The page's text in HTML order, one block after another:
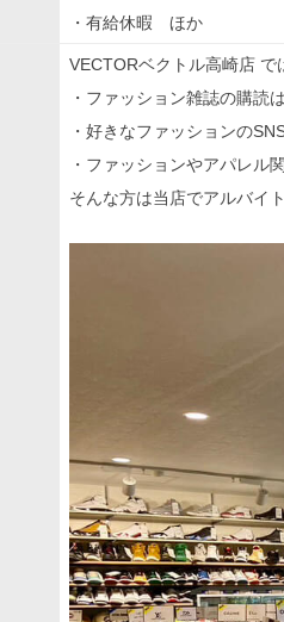
・有給休暇 ほか
VECTORベクトル高崎店 で
・ファッション雑誌の購読
・好きなファッションの
・ファッションやアパレル
そんな方は当店でアルバイ